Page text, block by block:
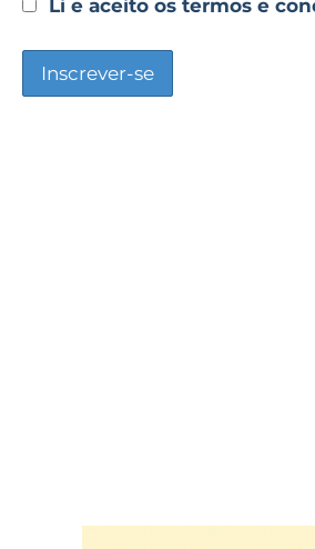
Li e aceito os termos e